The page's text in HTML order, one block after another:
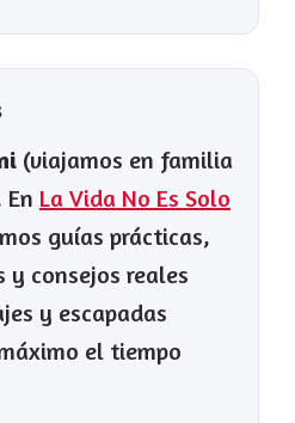
(viajamos en familia
La Vida No Es Solo
guías prácticas,
consejos reales
y escapadas
el tiempo